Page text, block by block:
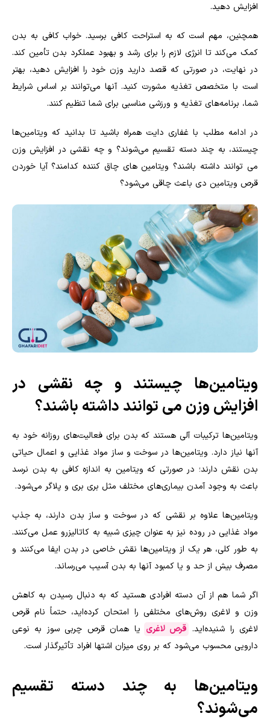
افزایش دهید.
همچنین، مهم است که به استراحت کافی برسید. خواب کافی به بدن
کمک می‌کند تا انرژی لازم را برای رشد و بهبود عملکرد بدن تأمین کند.
در نهایت، در صورتی که قصد دارید وزن خود را افزایش دهید، بهتر
است با متخصص تغذیه مشورت کنید. آنها می‌توانند بر اساس شرایط
شما، برنامه‌های تغذیه و ورزشی مناسبی برای شما تنظیم کنند.
در ادامه مطلب با غفاری دایت همراه باشید تا بدانید که ویتامین‌ها
چیستند، به چند دسته تقسیم می‌شوند؟ و چه نقشی در افزایش وزن
می توانند داشته باشند؟ ویتامین های چاق کننده کدامند؟ آیا خوردن
قرص ویتامین دی باعث چاقی می‌شود؟
ویتامین‌ها چیستند و چه نقشی در
افزایش وزن می توانند داشته باشند؟
ویتامین‌ها ترکیبات آلی هستند که بدن برای فعالیت‌های روزانه خود به
آنها نیاز دارد. ویتامین‌ها در سوخت و ساز مواد غذایی و اعمال حیاتی
بدن نقش دارند؛ در صورتی که ویتامین به اندازه کافی به بدن نرسد
باعث به وجود آمدن بیماری‌های مختلف مثل بری بری و پلاگر می‌شود.
ویتامین‌ها علاوه بر نقشی که در سوخت و ساز بدن دارند، به جذب
مواد غذایی در روده نیز به عنوان چیزی شبیه به کاتالیزرو عمل می‌کنند.
به طور کلی، هر یک از ویتامین‌ها نقش خاصی در بدن ایفا می‌کنند و
مصرف بیش از حد و یا کمبود آنها به بدن آسیب می‌رساند.
اگر شما هم از آن دسته افرادی هستید که به دنبال رسیدن به کاهش
وزن و لاغری روش‌های مختلفی را امتحان کرده‌اید، حتماً نام قرص
لاغری را شنیده‌اید. قرص لاغری یا همان قرص چربی سوز به نوعی
دارویی محسوب می‌شود که بر روی میزان اشتها افراد تأثیر‌گذار است.
ویتامین‌ها به چند دسته تقسیم
می‌شوند؟